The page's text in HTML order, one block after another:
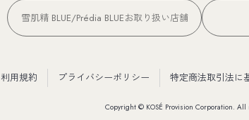
雪肌精 BLUE/Prédia BLUEお取り扱い店舗
利用規約 プライバシーポリシー 特定商法取引法に
Copyright © KOSÉ Provision Corporation.